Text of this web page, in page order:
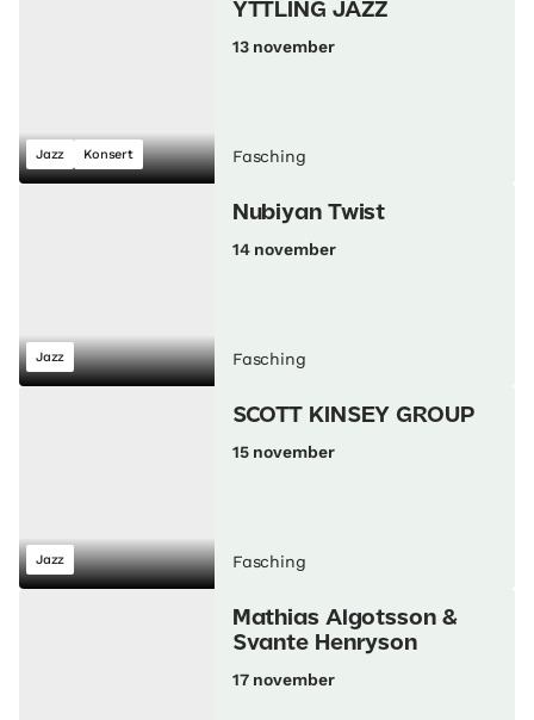
Jazz Konsert
YTTLING JAZZ
13 november
Fasching
Jazz
Nubiyan Twist
14 november
Fasching
Jazz
SCOTT KINSEY GROUP
15 november
Fasching
Mathias Algotsson &
Svante Henryson
17 november